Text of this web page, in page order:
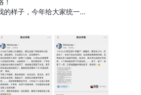
的样子，今年给大家统一…